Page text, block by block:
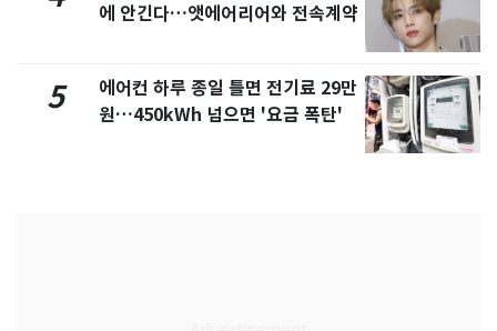
에 안긴다…앳에어리어와 전속계약
5
에어컨 하루 종일 틀면 전기료 29만
원…450kWh 넘으면 '요금 폭탄'